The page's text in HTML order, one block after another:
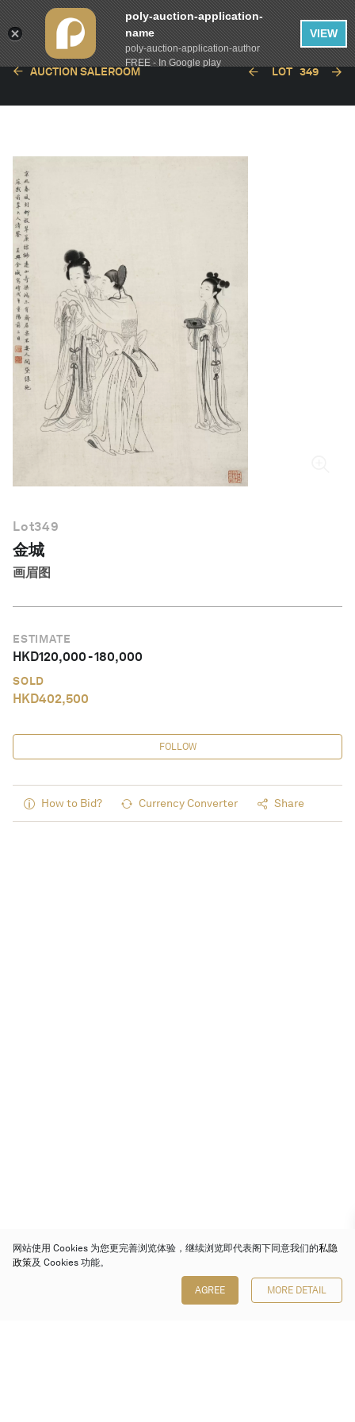
简体中文
AUCTION SALEROOM LOT 349
Lot349
金城
画眉图
ESTIMATE
HKD120,000-180,000
SOLD
HKD402,500
FOLLOW
How to Bid? Currency Converter Share
网站使用 Cookies 为您更完善浏览体验，继续浏览即代表阁下同意我们的私隐
政策及 Cookies 功能。
AGREE MORE DETAIL
poly-auction-application-
name
poly-auction-application-author
FREE - In Google play
VIEW